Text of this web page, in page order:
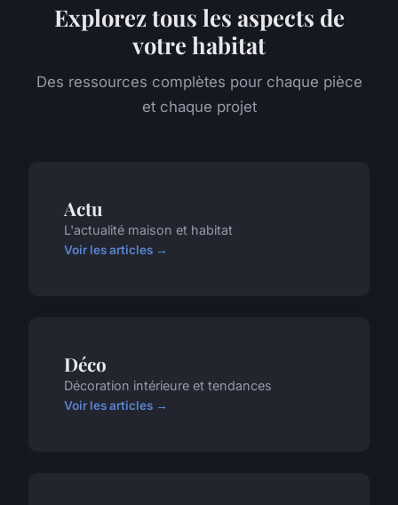
Explorez tous les aspects de
votre habitat
Des ressources complètes pour chaque pièce
et chaque projet
Actu
L'actualité maison et habitat
Voir les articles →
Déco
Décoration intérieure et tendances
Voir les articles →